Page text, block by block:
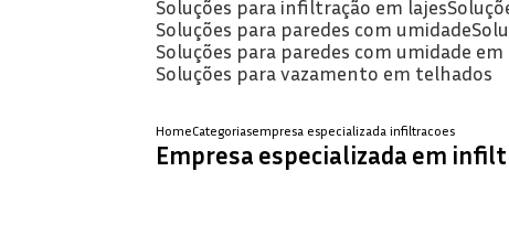
Soluções para infiltração em lajes
Soluções para paredes com umidade
Soluções para paredes com umidade em
Soluções para vazamento em telhados
HomeCategoriasempresa especializada infiltracoes
Empresa especializada em